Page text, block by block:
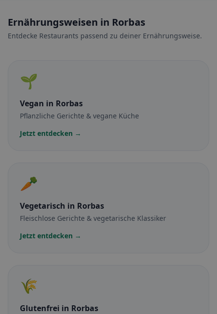
Ernährungsweisen in Rorbas
Entdecke Restaurants passend zu deiner Ernährungsweise.
🌱
Vegan in Rorbas
Pflanzliche Gerichte & vegane Küche
Jetzt entdecken →
🥕
Vegetarisch in Rorbas
Fleischlose Gerichte & vegetarische Klassiker
Jetzt entdecken →
🌾
Glutenfrei in Rorbas